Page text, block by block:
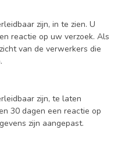
zijn, in te zien. U
reactie op uw verzoek. Als
van de verwerkers die
zijn, te laten
30 dagen een reactie op
zijn aangepast.